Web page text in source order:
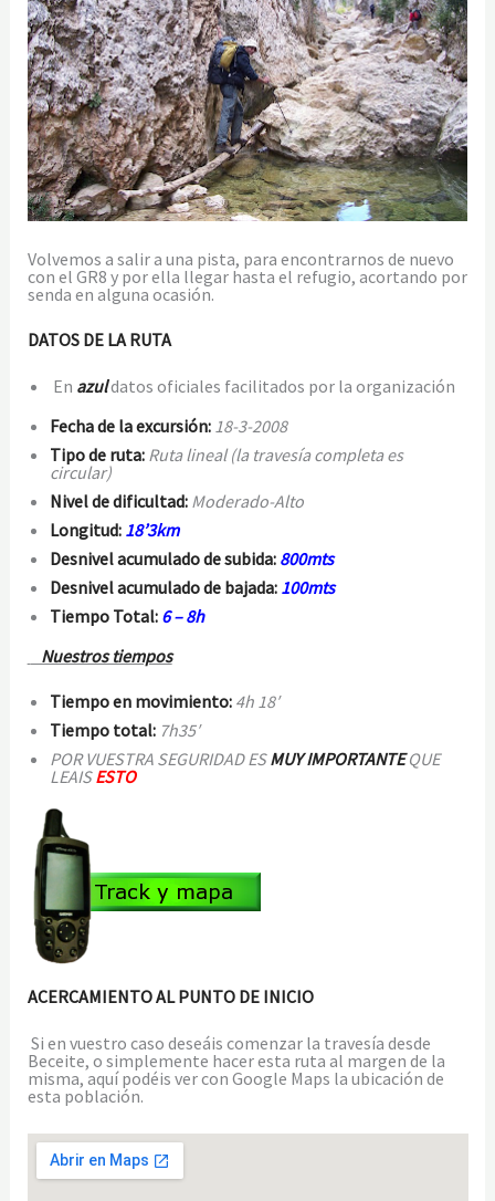
Volvemos a salir a una pista, para encontrarnos de nuevo
con el GR8 y por ella llegar hasta el refugio, acortando por
senda en alguna ocasión.
DATOS DE LA RUTA
En azuldatos oficiales facilitados por la organización
Fecha de la excursión: 18-3-2008
Tipo de ruta: Ruta lineal (la travesía completa es
circular)
Nivel de dificultad: Moderado-Alto
Longitud: 18’3km
Desnivel acumulado de subida: 800mts
Desnivel acumulado de bajada: 100mts
Tiempo Total: 6 – 8h
Nuestros tiempos
Tiempo en movimiento: 4h 18′
Tiempo total: 7h35′
POR VUESTRA SEGURIDAD ESMUY IMPORTANTEQUE
LEAISESTO
ACERCAMIENTO AL PUNTO DE INICIO
Si en vuestro caso deseáis comenzar la travesía desde
Beceite, o simplemente hacer esta ruta al margen de la
misma, aquí podéis ver con Google Maps la ubicación de
esta población.